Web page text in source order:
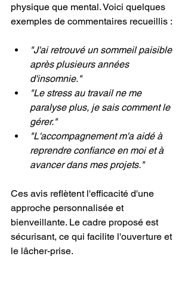
physique que mental. Voici quelques
exemples de commentaires recueillis :
"J'ai retrouvé un sommeil paisible
après plusieurs années
d'insomnie."
"Le stress au travail ne me
paralyse plus, je sais comment le
gérer."
"L'accompagnement m'a aidé à
reprendre confiance en moi et à
avancer dans mes projets."
Ces avis reflètent l'efficacité d'une
approche personnalisée et
bienveillante. Le cadre proposé est
sécurisant, ce qui facilite l'ouverture et
le lâcher-prise.